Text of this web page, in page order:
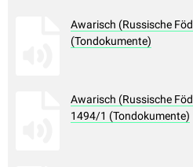
Awarisch (Russische
(Tondokumente)
Awarisch (Russische
1494/1 (Tondokumente)